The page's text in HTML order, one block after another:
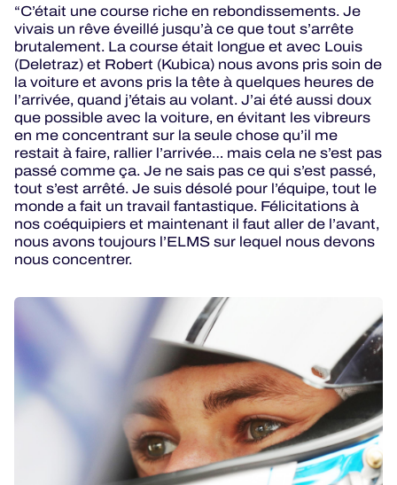
“C’était une course riche en rebondissements. Je
vivais un rêve éveillé jusqu’à ce que tout s’arrête
brutalement. La course était longue et avec Louis
(Deletraz) et Robert (Kubica) nous avons pris soin de
la voiture et avons pris la tête à quelques heures de
l’arrivée, quand j’étais au volant. J’ai été aussi doux
que possible avec la voiture, en évitant les vibreurs
en me concentrant sur la seule chose qu’il me
restait à faire, rallier l’arrivée… mais cela ne s’est pas
passé comme ça. Je ne sais pas ce qui s’est passé,
tout s’est arrêté. Je suis désolé pour l’équipe, tout le
monde a fait un travail fantastique. Félicitations à
nos coéquipiers et maintenant il faut aller de l’avant,
nous avons toujours l’ELMS sur lequel nous devons
nous concentrer.